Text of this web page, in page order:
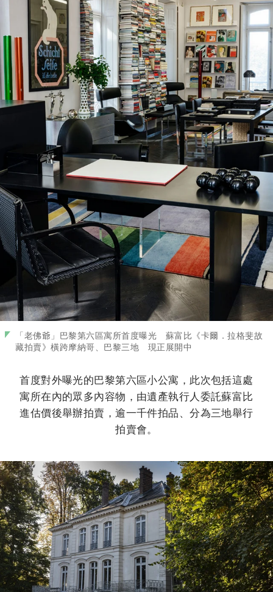
「老佛爺」巴黎第六區寓所首度曝光 蘇富比《卡爾．拉格斐故
藏拍賣》橫跨摩納哥、巴黎三地 現正展開中
首度對外曝光的巴黎第六區小公寓，此次包括這處
寓所在內的眾多內容物，由遺產執行人委託蘇富比
進估價後舉辦拍賣，逾一千件拍品、分為三地舉行
拍賣會。